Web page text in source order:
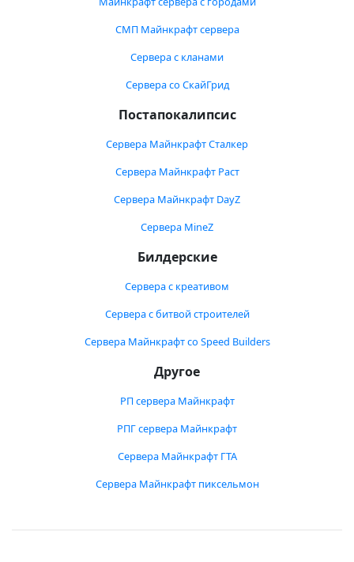
СМП Майнкрафт сервера
Сервера с кланами
Сервера со СкайГрид
Постапокалипсис
Сервера Майнкрафт Сталкер
Сервера Майнкрафт Раст
Сервера Майнкрафт DayZ
Сервера MineZ
Билдерские
Сервера с креативом
Сервера с битвой строителей
Сервера Майнкрафт со Speed Builders
Другое
РП сервера Майнкрафт
РПГ сервера Майнкрафт
Сервера Майнкрафт ГТА
Сервера Майнкрафт пиксельмон